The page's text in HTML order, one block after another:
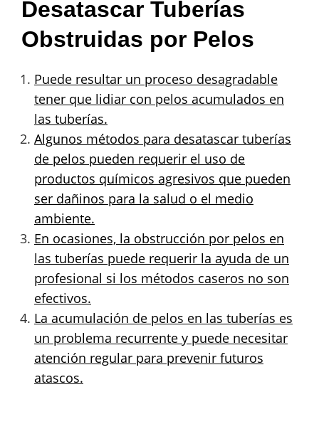
Desatascar Tuberías
Obstruidas por Pelos
Puede resultar un proceso desagradable
tener que lidiar con pelos acumulados en
las tuberías.
Algunos métodos para desatascar tuberías
de pelos pueden requerir el uso de
productos químicos agresivos que pueden
ser dañinos para la salud o el medio
ambiente.
En ocasiones, la obstrucción por pelos en
las tuberías puede requerir la ayuda de un
profesional si los métodos caseros no son
efectivos.
La acumulación de pelos en las tuberías es
un problema recurrente y puede necesitar
atención regular para prevenir futuros
atascos.